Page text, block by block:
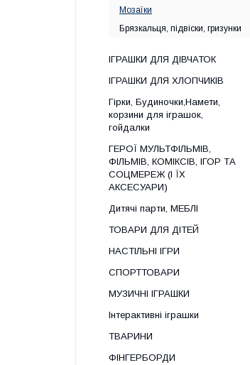
Мозаїки
Брязкальця, підвіски, гризунки
ІГРАШКИ ДЛЯ ДІВЧАТОК
ІГРАШКИ ДЛЯ ХЛОПЧИКІВ
Гірки, Будиночки,Намети,
корзини для іграшок,
гойдалки
ГЕРОЇ МУЛЬТФІЛЬМІВ,
ФІЛЬМІВ, КОМІКСІВ, ІГОР ТА
СОЦМЕРЕЖ (І ЇХ
АКСЕСУАРИ)
Дитячі парти, МЕБЛІ
ТОВАРИ ДЛЯ ДІТЕЙ
НАСТІЛЬНІ ІГРИ
СПОРТТОВАРИ
МУЗИЧНІ ІГРАШКИ
Інтерактивні іграшки
ТВАРИНИ
ФІНГЕРБОРДИ